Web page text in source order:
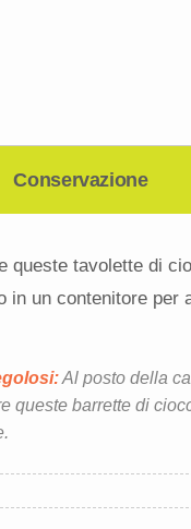
Conservazione
queste tavolette di
in un contenitore per
Al posto della
queste barrette di